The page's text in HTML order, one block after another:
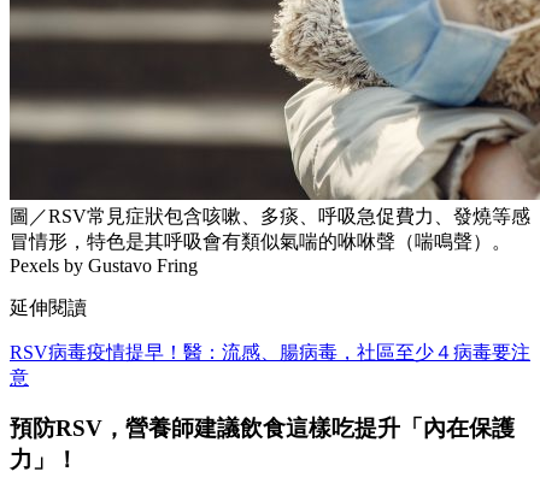
圖／RSV常見症狀包含咳嗽、多痰、呼吸急促費力、發燒等感
冒情形，特色是其呼吸會有類似氣喘的咻咻聲（喘鳴聲）。
Pexels by Gustavo Fring
延伸閱讀
RSV病毒疫情提早！醫：流感、腸病毒，社區至少４病毒要注
意
預防RSV，營養師建議飲食這樣吃提升「內在保護
力」！